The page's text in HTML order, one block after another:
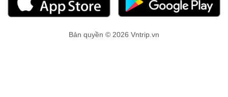
Bản quyền © 2026 Vntrip.vn